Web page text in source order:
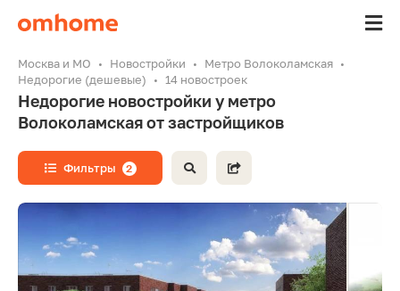
Москва и МО Новостройки
Метро Волоколамская
Недорогие (дешевые)
14 новостроек
Недорогие новостройки у метро
Волоколамская от застройщиков
Фильтры 2